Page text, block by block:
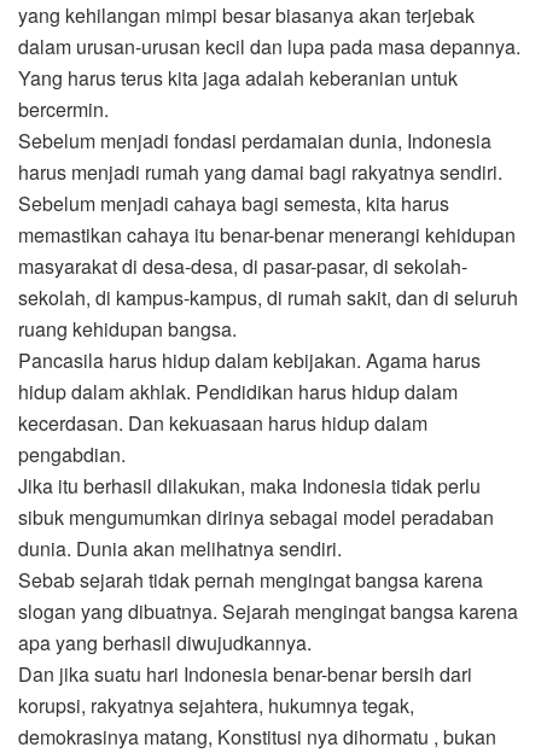
yang kehilangan mimpi besar biasanya akan terjebak
dalam urusan-urusan kecil dan lupa pada masa depannya.
Yang harus terus kita jaga adalah keberanian untuk
bercermin.
Sebelum menjadi fondasi perdamaian dunia, Indonesia
harus menjadi rumah yang damai bagi rakyatnya sendiri.
Sebelum menjadi cahaya bagi semesta, kita harus
memastikan cahaya itu benar-benar menerangi kehidupan
masyarakat di desa-desa, di pasar-pasar, di sekolah-
sekolah, di kampus-kampus, di rumah sakit, dan di seluruh
ruang kehidupan bangsa.
Pancasila harus hidup dalam kebijakan. Agama harus
hidup dalam akhlak. Pendidikan harus hidup dalam
kecerdasan. Dan kekuasaan harus hidup dalam
pengabdian.
Jika itu berhasil dilakukan, maka Indonesia tidak perlu
sibuk mengumumkan dirinya sebagai model peradaban
dunia. Dunia akan melihatnya sendiri.
Sebab sejarah tidak pernah mengingat bangsa karena
slogan yang dibuatnya. Sejarah mengingat bangsa karena
apa yang berhasil diwujudkannya.
Dan jika suatu hari Indonesia benar-benar bersih dari
korupsi, rakyatnya sejahtera, hukumnya tegak,
demokrasinya matang, Konstitusi nya dihormatu , bukan